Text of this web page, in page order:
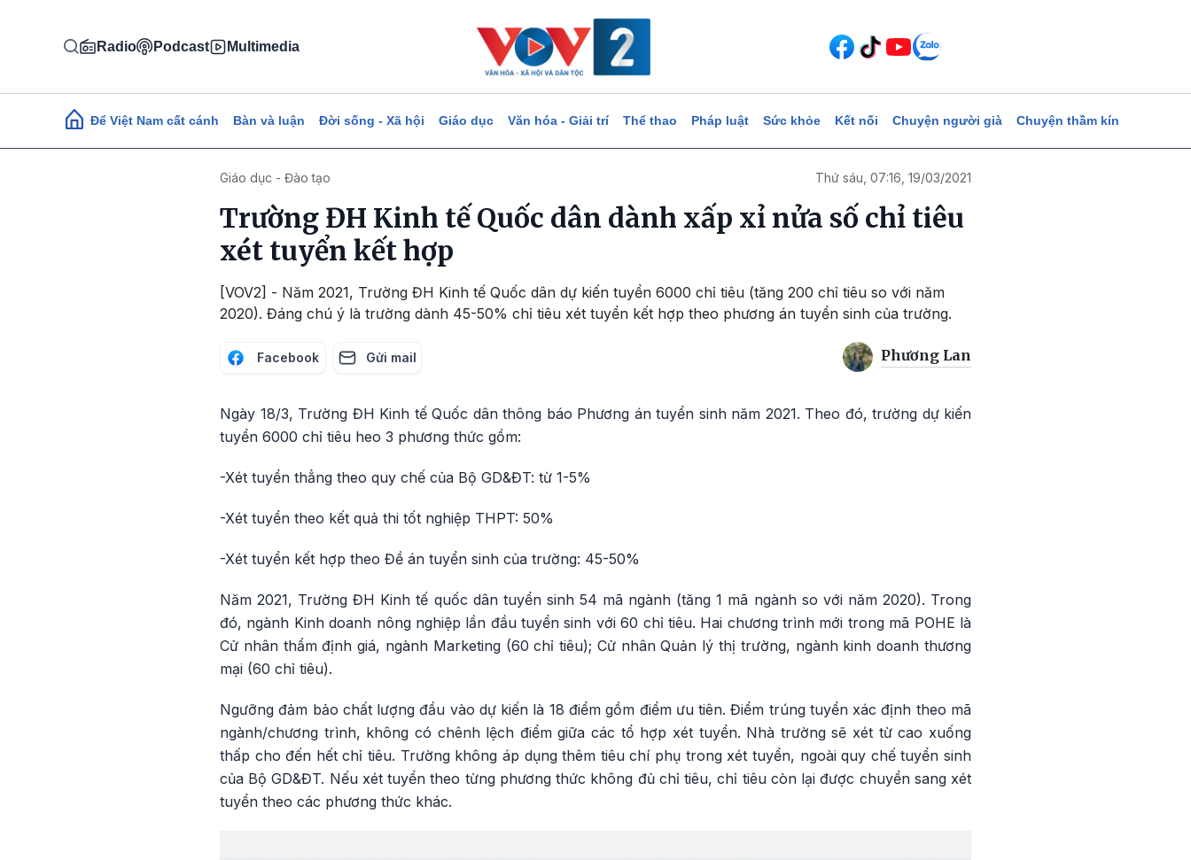
Radio Podcast Multimedia
Main navigation
Để Việt Nam cất cánh Bàn và luận Đời sống - Xã hội Giáo dục Văn hóa - Giải trí Thể thao Pháp luật Sức khỏe Kết nối Chuyện người già Chuyện thầm kín
Giáo dục - Đào tạo Thứ sáu, 07:16, 19/03/2021
Trường ĐH Kinh tế Quốc dân dành xấp xỉ nửa số chỉ tiêu
xét tuyển kết hợp
[VOV2] - Năm 2021, Trường ĐH Kinh tế Quốc dân dự kiến tuyển 6000 chỉ tiêu (tăng 200 chỉ tiêu so với năm
2020). Đáng chú ý là trường dành 45-50% chỉ tiêu xét tuyển kết hợp theo phương án tuyển sinh của trường.
Facebook Gửi mail Phương Lan
Ngày 18/3, Trường ĐH Kinh tế Quốc dân thông báo Phương án tuyển sinh năm 2021. Theo đó, trường dự kiến
tuyển 6000 chỉ tiêu heo 3 phương thức gồm:
-Xét tuyển thẳng theo quy chế của Bộ GD&ĐT: từ 1-5%
-Xét tuyển theo kết quả thi tốt nghiệp THPT: 50%
-Xét tuyển kết hợp theo Đề án tuyển sinh của trường: 45-50%
Năm 2021, Trường ĐH Kinh tế quốc dân tuyển sinh 54 mã ngành (tăng 1 mã ngành so với năm 2020). Trong
đó, ngành Kinh doanh nông nghiệp lần đầu tuyển sinh với 60 chỉ tiêu. Hai chương trình mới trong mã POHE là
Cử nhân thẩm định giá, ngành Marketing (60 chỉ tiêu); Cử nhân Quản lý thị trường, ngành kinh doanh thương
mại (60 chỉ tiêu).
Ngưỡng đảm bảo chất lượng đầu vào dự kiến là 18 điểm gồm điểm ưu tiên. Điểm trúng tuyển xác định theo mã
ngành/chương trình, không có chênh lệch điểm giữa các tổ hợp xét tuyển. Nhà trường sẽ xét từ cao xuống
thấp cho đến hết chỉ tiêu. Trường không áp dụng thêm tiêu chí phụ trong xét tuyển, ngoài quy chế tuyển sinh
của Bộ GD&ĐT. Nếu xét tuyển theo từng phương thức không đủ chỉ tiêu, chỉ tiêu còn lại được chuyển sang xét
tuyển theo các phương thức khác.